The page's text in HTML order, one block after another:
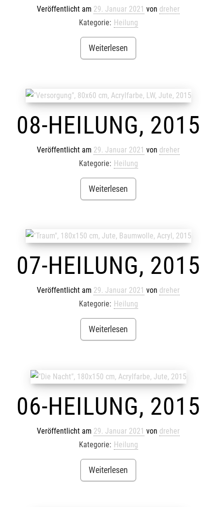
Veröffentlicht am 29. Januar 2021 von dreher
Kategorie: Heilung
Weiterlesen
08-HEILUNG, 2015
Veröffentlicht am 29. Januar 2021 von dreher
Kategorie: Heilung
Weiterlesen
07-HEILUNG, 2015
Veröffentlicht am 29. Januar 2021 von dreher
Kategorie: Heilung
Weiterlesen
06-HEILUNG, 2015
Veröffentlicht am 29. Januar 2021 von dreher
Kategorie: Heilung
Weiterlesen